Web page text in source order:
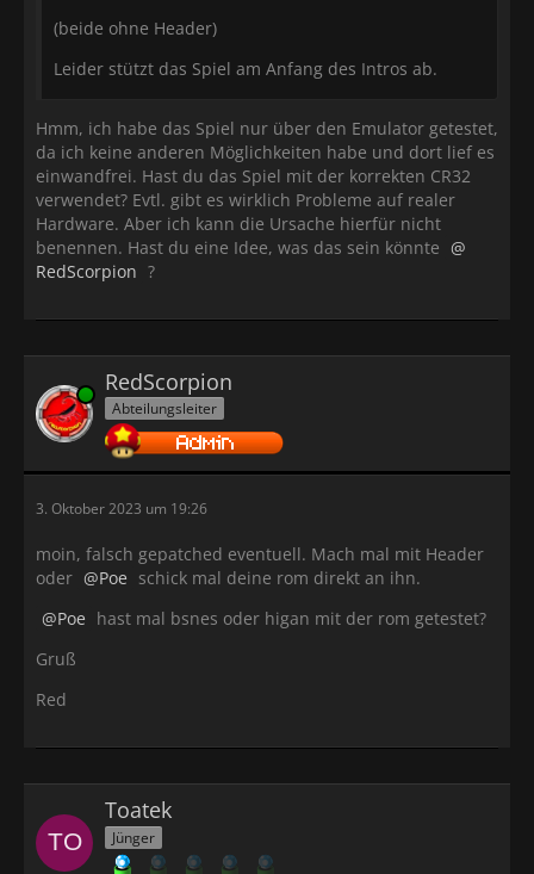
(beide ohne Header)
Leider stützt das Spiel am Anfang des Intros ab.
Hmm, ich habe das Spiel nur über den Emulator getestet,
da ich keine anderen Möglichkeiten habe und dort lief es
einwandfrei. Hast du das Spiel mit der korrekten CR32
verwendet? Evtl. gibt es wirklich Probleme auf realer
Hardware. Aber ich kann die Ursache hierfür nicht
benennen. Hast du eine Idee, was das sein könnte
RedScorpion ?
Online RedScorpion
Abteilungsleiter
3. Oktober 2023 um 19:26
moin, falsch gepatched eventuell. Mach mal mit Header
oder
Poe schick mal deine rom direkt an ihn.
Poe hast mal bsnes oder higan mit der rom getestet?
Gruß
Red
Toatek
Jünger